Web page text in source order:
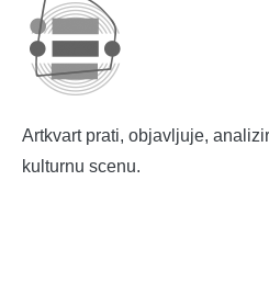
Artkvart prati, objavljuje,
kulturnu scenu.